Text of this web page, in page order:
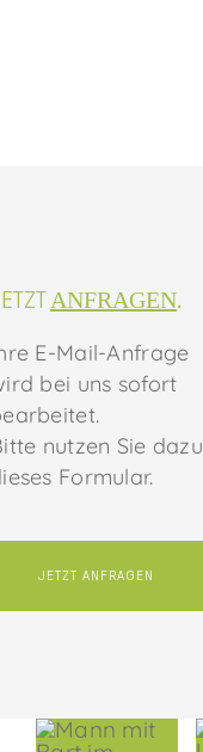
ANFRAGEN.
E-Mail-Anfrage
bei uns sofort
nutzen Sie dazu
Formular.
JETZT ANFRAGEN